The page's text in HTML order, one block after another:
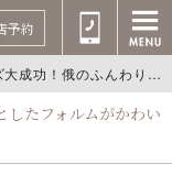
予約
りとしたフォルムがかわいい婚約指輪
したフォルムがかわい